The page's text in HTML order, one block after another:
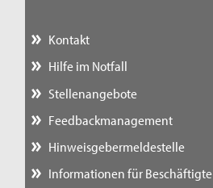
Kontakt
Hilfe im Notfall
Stellenangebote
Feedbackmanagement
Hinweisgebermeldestelle
Informationen für Beschäftigte